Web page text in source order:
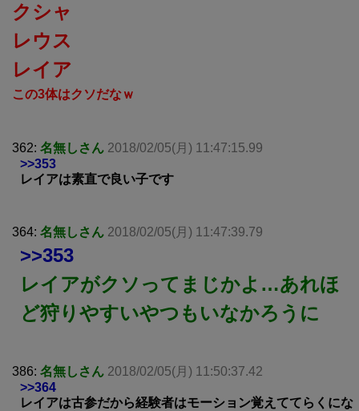
クシャ
レウス
レイア
この3体はクソだなｗ
362: 名無しさん 2018/02/05(月) 11:47:15.99
>>353
レイアは素直で良い子です
364: 名無しさん 2018/02/05(月) 11:47:39.79
>>353
レイアがクソってまじかよ…あれほ
ど狩りやすいやつもいなかろうに
386: 名無しさん 2018/02/05(月) 11:50:37.42
>>364
レイアは古参だから経験者はモーション覚えててらくにな